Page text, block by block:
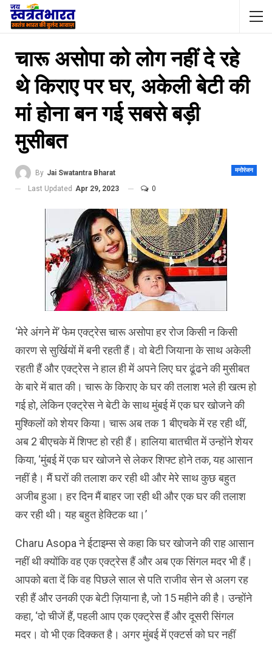
चारू असोपा को लोग नहीं दे रहे
थे किराए पर घर, अकेली बेटी की
मां होना बन गई सबसे बड़ी
मुसीबत
मनोरंजन
By Jai Swatantra Bharat
Last Updated Apr 29, 2023 0
‘मेरे अंगने में’ फेम एक्ट्रेस चारू असोपा हर रोज किसी न किसी
कारण से सुर्खियों में बनी रहती हैं। वो बेटी जियाना के साथ अकेली
रहती हैं और एक्ट्रेस ने हाल ही में अपने लिए घर ढूंढने की मुसीबत
के बारे में बात की। चारू के किराए के घर की तलाश भले ही खत्म हो
गई हो, लेकिन एक्ट्रेस ने बेटी के साथ मुंबई में एक घर खोजने की
मुश्किलों को शेयर किया। चारू अब तक 1 बीएचके में रह रही थीं,
अब 2 बीएचके में शिफ्ट हो रही हैं। हालिया बातचीत में उन्होंने शेयर
किया, ‘मुंबई में एक घर खोजने से लेकर शिफ्ट होने तक, यह आसान
नहीं है। मैं घरों की तलाश कर रही थी और मेरे साथ कुछ बहुत
अजीब हुआ। हर दिन मैं बाहर जा रही थी और एक घर की तलाश
कर रही थी। यह बहुत हेक्टिक था।’
Charu Asopa ने ईटाइम्स से कहा कि घर खोजने की राह आसान
नहीं थी क्योंकि वह एक एक्ट्रेस हैं और अब एक सिंगल मदर भी हैं।
आपको बता दें कि वह पिछले साल से पति राजीव सेन से अलग रह
रही हैं और उनकी एक बेटी ज़ियाना है, जो 15 महीने की है। उन्होंने
कहा, ‘दो चीजें हैं, पहली आप एक एक्ट्रेस हैं और दूसरी सिंगल
मदर। वो भी एक दिक्कत है। अगर मुंबई में एक्टर्स को घर नहीं